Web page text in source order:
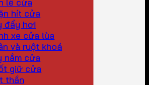
hít cửa
đẩy hơi
xe cửa lùa
và ruột khoá
nắm cửa
giữ cửa
thần